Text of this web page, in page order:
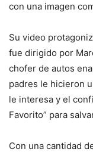
con una imagen
Su video
fue dirigido por
chofer de autos
padres le hicieron
le interesa y el
Favorito” para
Con una cantidad